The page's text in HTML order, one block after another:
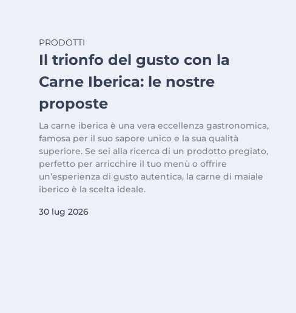
PRODOTTI
Il trionfo del gusto con la
Carne Iberica: le nostre
proposte
La carne iberica è una vera eccellenza gastronomica,
famosa per il suo sapore unico e la sua qualità
superiore. Se sei alla ricerca di un prodotto pregiato,
perfetto per arricchire il tuo menù o offrire
un’esperienza di gusto autentica, la carne di maiale
iberico è la scelta ideale.
30 lug 2026